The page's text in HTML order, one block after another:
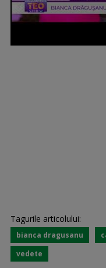
Tagurile articolului:
bianca dragusanu
vedete